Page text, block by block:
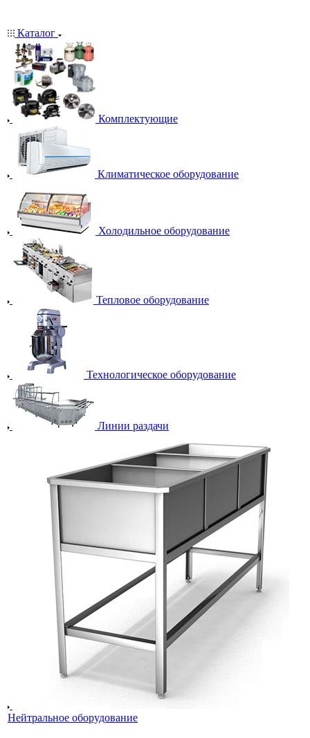
Каталог
Комплектующие
Климатическое оборудование
Холодильное оборудование
Тепловое оборудование
Технологическое оборудование
Линии раздачи
Нейтральное оборудование